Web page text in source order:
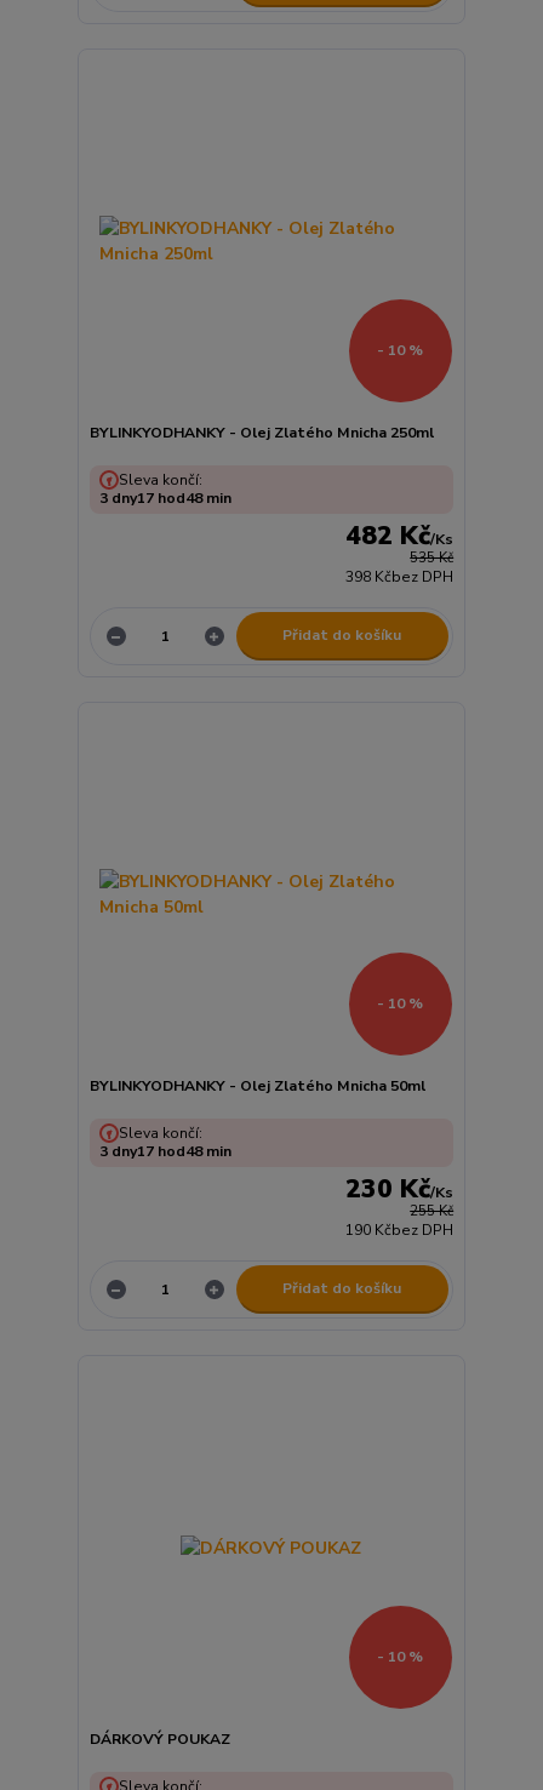
- 10 %
BYLINKYODHANKY - Olej Zlatého Mnicha 250ml
535 Kč
482 Kč/Ks
398 Kčbez DPH
Sleva končí:
3 dny17 hod48min
Přidat do košíku
- 10 %
BYLINKYODHANKY - Olej Zlatého Mnicha 50ml
255 Kč
230 Kč/Ks
190 Kčbez DPH
Sleva končí:
3 dny17 hod48min
Přidat do košíku
- 10 %
DÁRKOVÝ POUKAZ
Sleva končí: